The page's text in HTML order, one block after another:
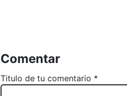
Comentar
Titulo de tu comentario *